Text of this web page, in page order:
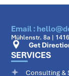
SERVICES
Consulting &
Email :
Mühlenstr. 8a |
Get